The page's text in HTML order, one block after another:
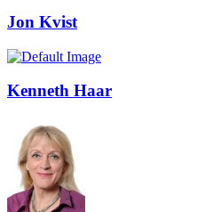
Jon Kvist
Kenneth Haar